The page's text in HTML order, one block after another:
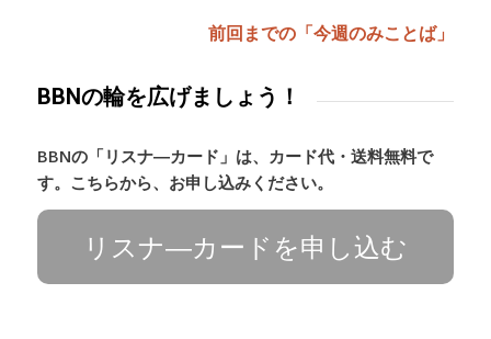
前回までの「今週のみことば」
BBNの輪を広げましょう！
BBNの「リスナ―カード」は、カード代・送料無料で
す。こちらから、お申し込みください。
リスナ―カードを申し込む